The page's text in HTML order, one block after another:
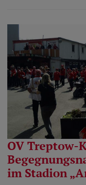
OV Treptow-
im Stadion